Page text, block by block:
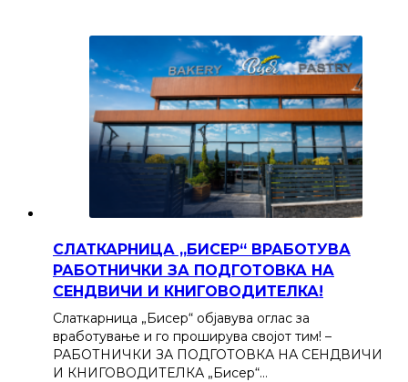
СЛАТКАРНИЦА „БИСЕР“ ВРАБОТУВА
РАБОТНИЧКИ ЗА ПОДГОТОВКА НА
СЕНДВИЧИ И КНИГОВОДИТЕЛКА!
Слаткарница „Бисер“ објавува оглас за
вработување и го проширува својот тим! –
РАБОТНИЧКИ ЗА ПОДГОТОВКА НА СЕНДВИЧИ
И КНИГОВОДИТЕЛКА „Бисер“…